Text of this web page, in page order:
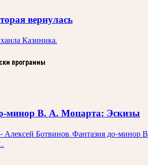
вернулась
Казиника.
программы
минор В. А. Моцарта: Эскизы
- Алексей Ботвинов. Фантазия до-